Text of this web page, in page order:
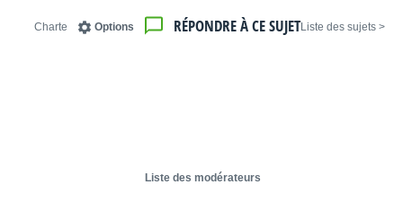
< Liste des sujets
RÉPONDRE À CE SUJET
Options
Charte
Liste des modérateurs